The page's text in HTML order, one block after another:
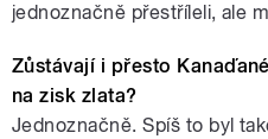
jednoznačně přestříleli, ale
Zůstávají i přesto
na zisk zlata?
Jednoznačně. Spíš to byl